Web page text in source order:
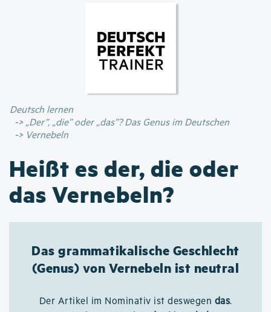
Inhalt
Deutsch lernen
„Der”, „die” oder „das”? Das Genus im Deutschen
Vernebeln
Heißt es der, die oder
das Vernebeln?
Das grammatikalische Geschlecht
(Genus) von Vernebeln ist neutral
Der Artikel im Nominativ ist deswegen das.